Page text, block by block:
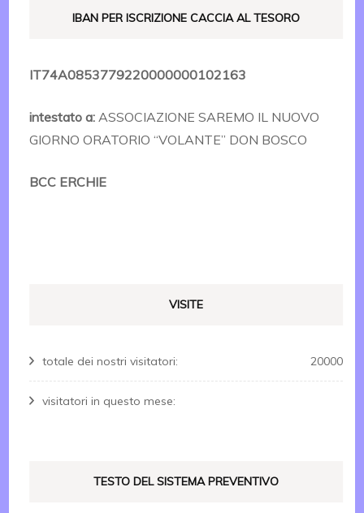
IBAN PER ISCRIZIONE CACCIA AL TESORO
IT74A0853779220000000102163
intestato a: ASSOCIAZIONE SAREMO IL NUOVO
GIORNO ORATORIO “VOLANTE” DON BOSCO
BCC ERCHIE
VISITE
20000
totale dei nostri visitatori:
visitatori in questo mese:
TESTO DEL SISTEMA PREVENTIVO